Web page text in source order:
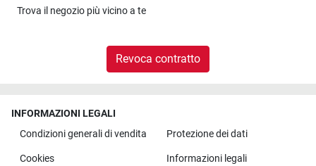
Trova il negozio più vicino a te
Revoca contratto
INFORMAZIONI LEGALI
Condizioni generali di vendita
Protezione dei dati
Cookies Informazioni legali